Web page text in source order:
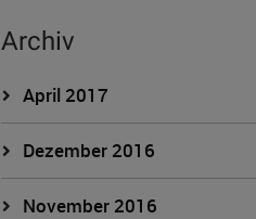
Archiv
April 2017
Dezember 2016
November 2016